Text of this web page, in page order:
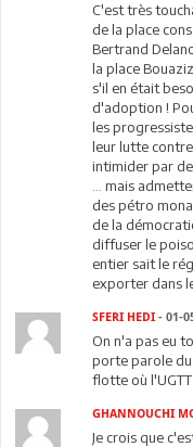
C'est très
de la place
Bertrand
la place
s'il en était
d'adoption !
les
leur lutte
intimider par
... mais
des pétro
de la
diffuser le
entier sait le
exporter dans
SFERI HEDI - 01-
On n'a pas eu
porte parole
flotte où
GHANNOUCHI
Je crois que